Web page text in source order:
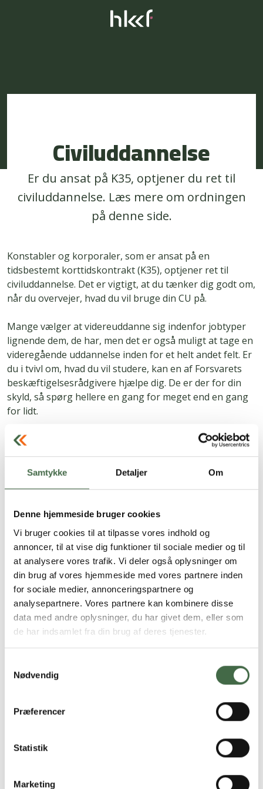
Samtykke Detaljer Om
Denne hjemmeside bruger cookies
Vi bruger cookies til at tilpasse vores indhold og
annoncer, til at vise dig funktioner til sociale medier og til
at analysere vores trafik. Vi deler også oplysninger om
din brug af vores hjemmeside med vores partnere inden
for sociale medier, annonceringspartnere og
analysepartnere. Vores partnere kan kombinere disse
data med andre oplysninger, du har givet dem, eller som
de har indsamlet fra din brug af deres tjenester.
Nødvendig
Præferencer
Statistik
Marketing
Civiluddannelse
Er du ansat på K35, optjener du ret til
civiluddannelse. Læs mere om ordningen
på denne side.
Konstabler og korporaler, som er ansat på en
tidsbestemt korttidskontrakt (K35), optjener ret til
civiluddannelse. Det er vigtigt, at du tænker dig godt om,
når du overvejer, hvad du vil bruge din CU på.
Mange vælger at videreuddanne sig indenfor jobtyper
lignende dem, de har, men det er også muligt at tage en
videregående uddannelse inden for et helt andet felt. Er
du i tvivl om, hvad du vil studere, kan en af Forsvarets
beskæftigelsesrådgivere hjælpe dig. De er der for din
skyld, så spørg hellere en gang for meget end en gang
for lidt.
Du kan afvikle din CU både på fuld/langtid, deltid og
korttid. Du aftaler med din leder og
beskæftigelsesrådgiver, hvordan du ønsker at afvikle
Som udgangspunkt bibeholder du din basisløn i
Stillingsbestemte tillæg vil jævnfør overenskomst
(eksempelvis fagligt tillæg) blive reduceret eller
bortfalde.
Kan du ikke nå at anvende din opsparede CU inden
kontraktudløb, er det muligt at ansøge om
kontraktforlængelse frem til opbrugt CU eller endt
uddannelse. Du finder yderligere vejledning på
elementets hjemmeside.
Siden er sidst opdateret: